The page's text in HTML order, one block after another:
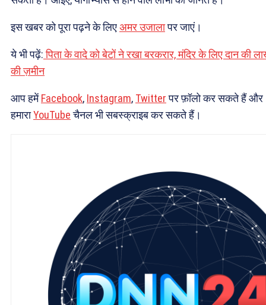
इस खबर को पूरा पढ़ने के लिएअमर उजालापर जाएं।
ये भी पढ़ें:पिता के वादे को बेटों ने रखा बरकरार, मंदिर के लिए दान की
की ज़मीन
आप हमेंFacebook, Instagram, Twitterपर फ़ॉलो कर सकते हैं और
हमाराYouTubeचैनल भी सबस्क्राइब कर सकते हैं।